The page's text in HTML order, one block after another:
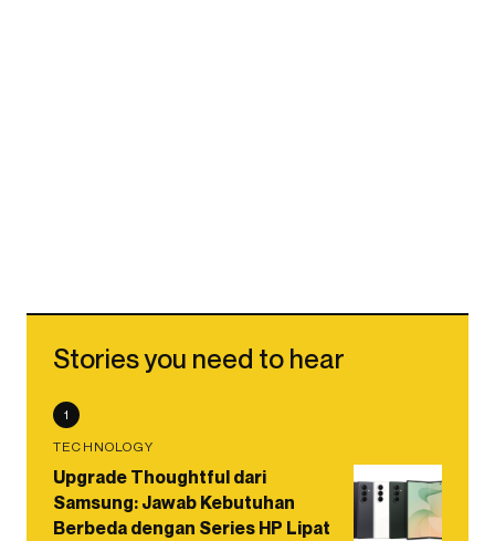
Stories you need to hear
1
TECHNOLOGY
Upgrade Thoughtful dari
Samsung: Jawab Kebutuhan
Berbeda dengan Series HP Lipat